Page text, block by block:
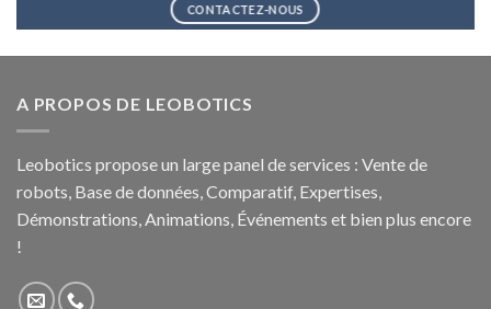
CONTACTEZ-NOUS
A PROPOS DE LEOBOTICS
Leobotics propose un large panel de services : Vente de
robots, Base de données, Comparatif, Expertises,
Démonstrations, Animations, Événements et bien plus encore
!